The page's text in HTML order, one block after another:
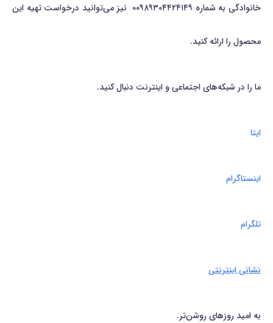
خانوادگی به شماره ۰۰۹۸۹۳۰۴۴۲۴۱۴۹ نیز می‌توانید درخواست تهیه این
محصول را ارائه کنید.
ما را در شبکه‌های اجتماعی و اینترنت دنبال کنید.
ایتا
اینستاگرام
تلگرام
نشانی اینترنتی
به امید روزهای روشن‌تر.